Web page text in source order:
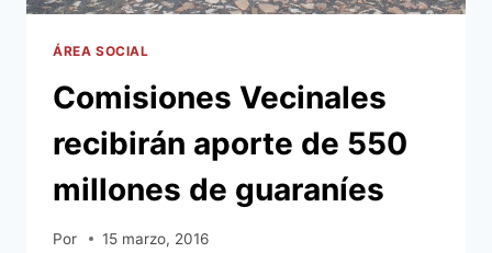
ÁREA SOCIAL
Comisiones Vecinales
recibirán aporte de 550
millones de guaraníes
Por 15 marzo, 2016